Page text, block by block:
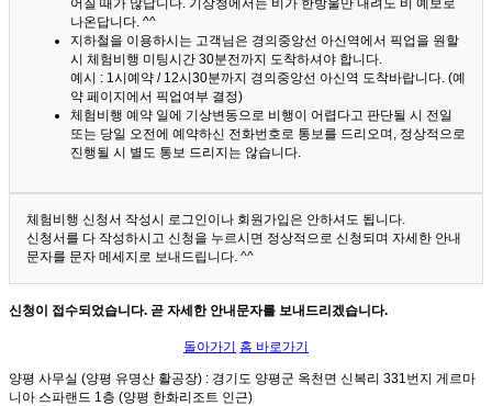
나온답니다. ^^
지하철을 이용하시는 고객님은 경의중앙선 아신역에서 픽업을 원할
시 체험비행 미팅시간 30분전까지 도착하셔야 합니다.
예시 : 1시예약 / 12시30분까지 경의중앙선 아신역 도착바랍니다. (예
약 페이지에서 픽업여부 결정)
체험비행 예약 일에 기상변동으로 비행이 어렵다고 판단될 시 전일
또는 당일 오전에 예약하신 전화번호로 통보를 드리오며, 정상적으로
진행될 시 별도 통보 드리지는 않습니다.
체험비행 신청서 작성시 로그인이나 회원가입은 안하셔도 됩니다.
신청서를 다 작성하시고 신청을 누르시면 정상적으로 신청되며 자세한 안내
문자를 문자 메세지로 보내드립니다. ^^
신청이 접수되었습니다. 곧 자세한 안내문자를 보내드리겠습니다.
돌아가기 홈 바로가기
양평 사무실 (양평 유명산 활공장) : 경기도 양평군 옥천면 신복리 331번지 게르마
니아 스파랜드 1층 (양평 한화리조트 인근)